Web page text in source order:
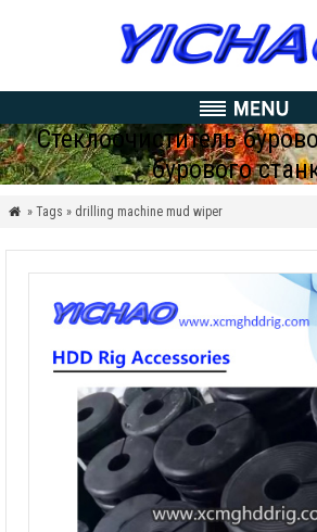
Стеклоочиститель
бурового
 » Tags » drilling machine mud wiper